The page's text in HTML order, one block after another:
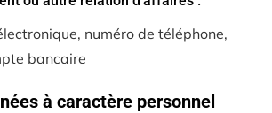
numéro de téléphone,
bancaire
à caractère personnel